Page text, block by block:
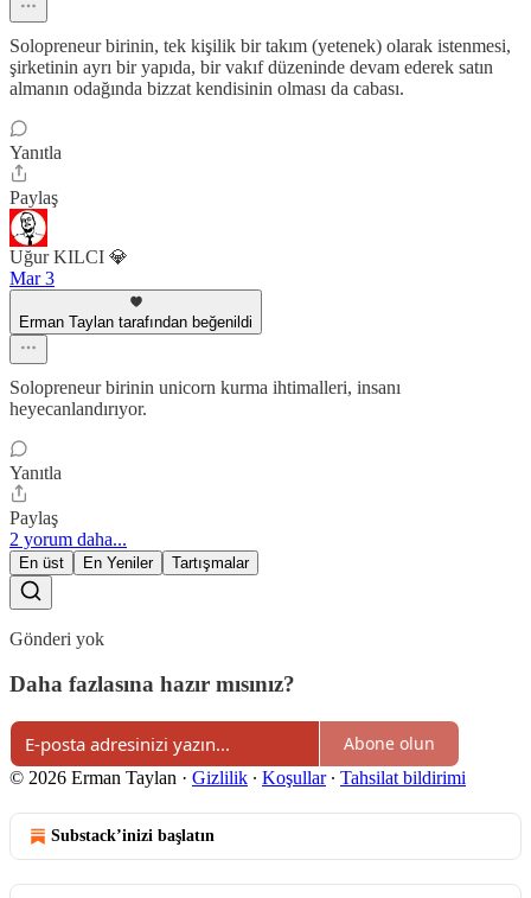
Solopreneur birinin, tek kişilik bir takım (yetenek) olarak istenmesi,
şirketinin ayrı bir yapıda, bir vakıf düzeninde devam ederek satın
almanın odağında bizzat kendisinin olması da cabası.
Yanıtla
Paylaş
Uğur KILCI 💎
Mar 3
Erman Taylan tarafından beğenildi
Solopreneur birinin unicorn kurma ihtimalleri, insanı
heyecanlandırıyor.
Yanıtla
Paylaş
2 yorum daha...
En üst En Yeniler Tartışmalar
Gönderi yok
Daha fazlasına hazır mısınız?
Abone olun
© 2026 Erman Taylan · Gizlilik ∙ Koşullar∙ Tahsilat bildirimi
Substack’inizi başlatın